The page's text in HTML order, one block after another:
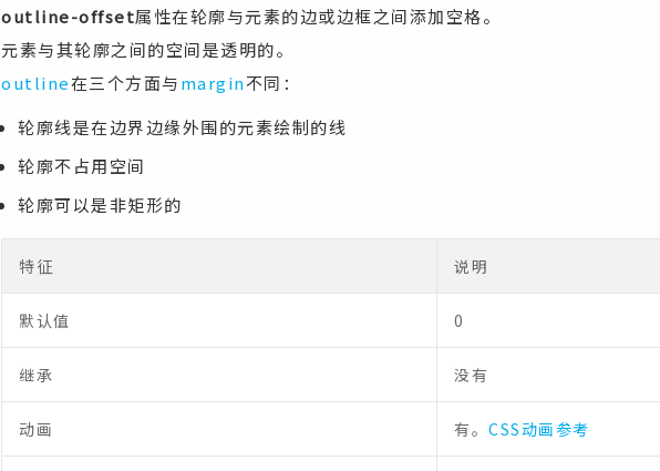
outline-offset属性在轮廓与元素的边或边框之间添加空格。
元素与其轮廓之间的空间是透明的。
outline在三个方面与margin不同：
轮廓线是在边界边缘外围的元素绘制的线
轮廓不占用空间
轮廓可以是非矩形的
特征 说明
默认值 0
继承 没有
动画 有。 CSS动画参考